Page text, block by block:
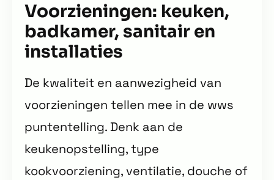
Voorzieningen: keuken,
badkamer, sanitair en
installaties
De kwaliteit en aanwezigheid van
voorzieningen tellen mee in de wws
puntentelling. Denk aan de
keukenopstelling, type
kookvoorziening, ventilatie, douche of